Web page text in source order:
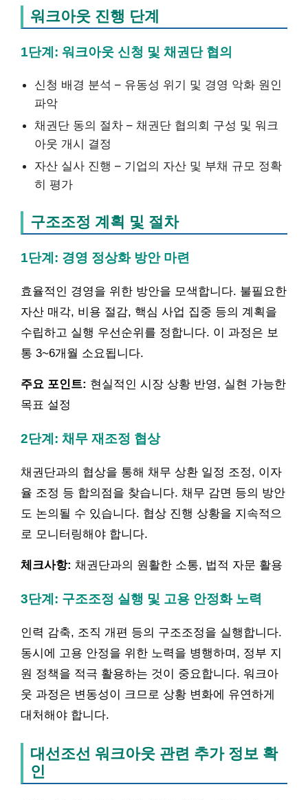
워크아웃 진행 단계
1단계: 워크아웃 신청 및 채권단 협의
신청 배경 분석 – 유동성 위기 및 경영 악화 원인
파악
채권단 동의 절차 – 채권단 협의회 구성 및 워크
아웃 개시 결정
자산 실사 진행 – 기업의 자산 및 부채 규모 정확
히 평가
구조조정 계획 및 절차
1단계: 경영 정상화 방안 마련
효율적인 경영을 위한 방안을 모색합니다. 불필요한
자산 매각, 비용 절감, 핵심 사업 집중 등의 계획을
수립하고 실행 우선순위를 정합니다. 이 과정은 보
통 3~6개월 소요됩니다.
주요 포인트: 현실적인 시장 상황 반영, 실현 가능한
목표 설정
2단계: 채무 재조정 협상
채권단과의 협상을 통해 채무 상환 일정 조정, 이자
율 조정 등 합의점을 찾습니다. 채무 감면 등의 방안
도 논의될 수 있습니다. 협상 진행 상황을 지속적으
로 모니터링해야 합니다.
체크사항: 채권단과의 원활한 소통, 법적 자문 활용
3단계: 구조조정 실행 및 고용 안정화 노력
인력 감축, 조직 개편 등의 구조조정을 실행합니다.
동시에 고용 안정을 위한 노력을 병행하며, 정부 지
원 정책을 적극 활용하는 것이 중요합니다. 워크아
웃 과정은 변동성이 크므로 상황 변화에 유연하게
대처해야 합니다.
대선조선 워크아웃 관련 추가 정보 확
인